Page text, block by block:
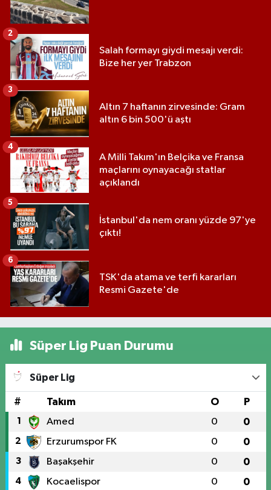
Salah formayı giydi mesajı verdi:
Bize her yer Trabzon
2
Altın 7 haftanın zirvesinde: Gram
altın 6 bin 500'ü aştı
3
A Milli Takım'ın Belçika ve Fransa
maçlarını oynayacağı statlar
açıklandı
4
İstanbul'da nem oranı yüzde 97'ye
çıktı!
5
TSK'da atama ve terfi kararları
Resmi Gazete'de
6
Süper Lig Puan Durumu
Süper Lig
# Takım O P
1 Amed 0 0
2 Erzurumspor FK 0 0
3 Başakşehir 0 0
4 Kocaelispor 0 0